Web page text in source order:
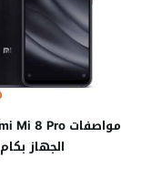
الجهاز بكام